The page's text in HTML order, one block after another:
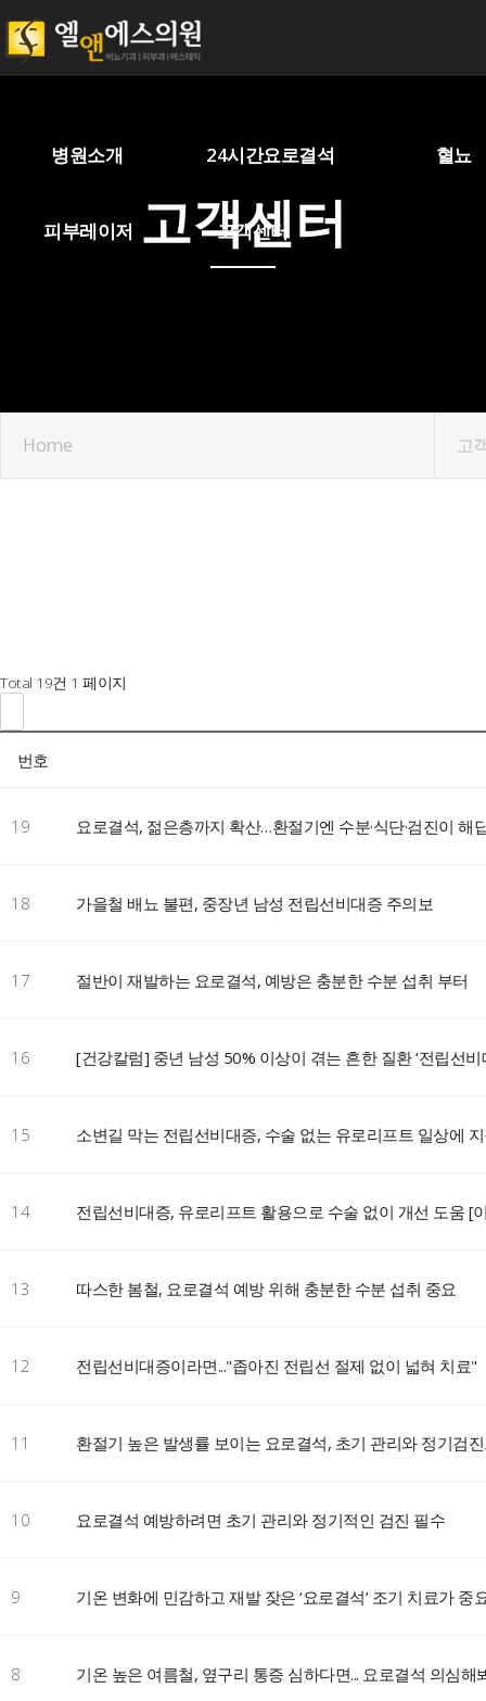
병원소개 24시간요로결석 혈뇨
피부레이저 고객센터
고객센터
Home 고
Total 19건 1 페이지
번호
19 요로결석, 젊은층까지 확산…환절기엔 수분·식단·검진이 해
18 가을철 배뇨 불편, 중장년 남성 전립선비대증 주의보
17 절반이 재발하는 요로결석, 예방은 충분한 수분 섭취 부터
16 [건강칼럼] 중년 남성 50% 이상이 겪는 흔한 질환 ‘전립선비
15 소변길 막는 전립선비대증, 수술 없는 유로리프트 일상에
14 전립선비대증, 유로리프트 활용으로 수술 없이 개선 도움 [
13 따스한 봄철, 요로결석 예방 위해 충분한 수분 섭취 중요
12 전립선비대증이라면..."좁아진 전립선 절제 없이 넓혀 치료"
11 환절기 높은 발생률 보이는 요로결석, 초기 관리와 정기검
10 요로결석 예방하려면 초기 관리와 정기적인 검진 필수
9 기온 변화에 민감하고 재발 잦은 ‘요로결석’ 조기 치료가 중
8 기온 높은 여름철, 옆구리 통증 심하다면... 요로결석 의심해